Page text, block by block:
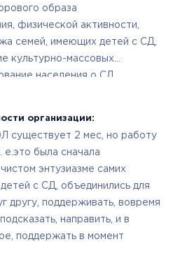
образа
физической активности,
семей, имеющих детей с СД,
культурно-массовых
населения о СД,
граждан о современных
деятельности,
организации:
существует 2 мес, но работу
была сначала
энтузиазме самих
с СД, объединились для
другу, поддерживать, вовремя
направить, и в
поддержать в момент